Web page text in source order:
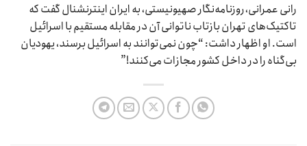
رانی عمرانی، روزنامه‌نگار صهیونیستی، به ایران اینترنشنال گفت که
تاکتیک‌های تهران بازتاب ناتوانی آن در مقابله مستقیم با اسرائیل
است. او اظهار داشت: “چون نمی‌توانند به اسرائیل برسند، یهودیان
بی‌گناه را در داخل کشور مجازات می‌کنند!”